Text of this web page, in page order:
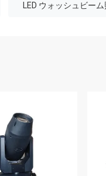
LED ウォッシュビーム